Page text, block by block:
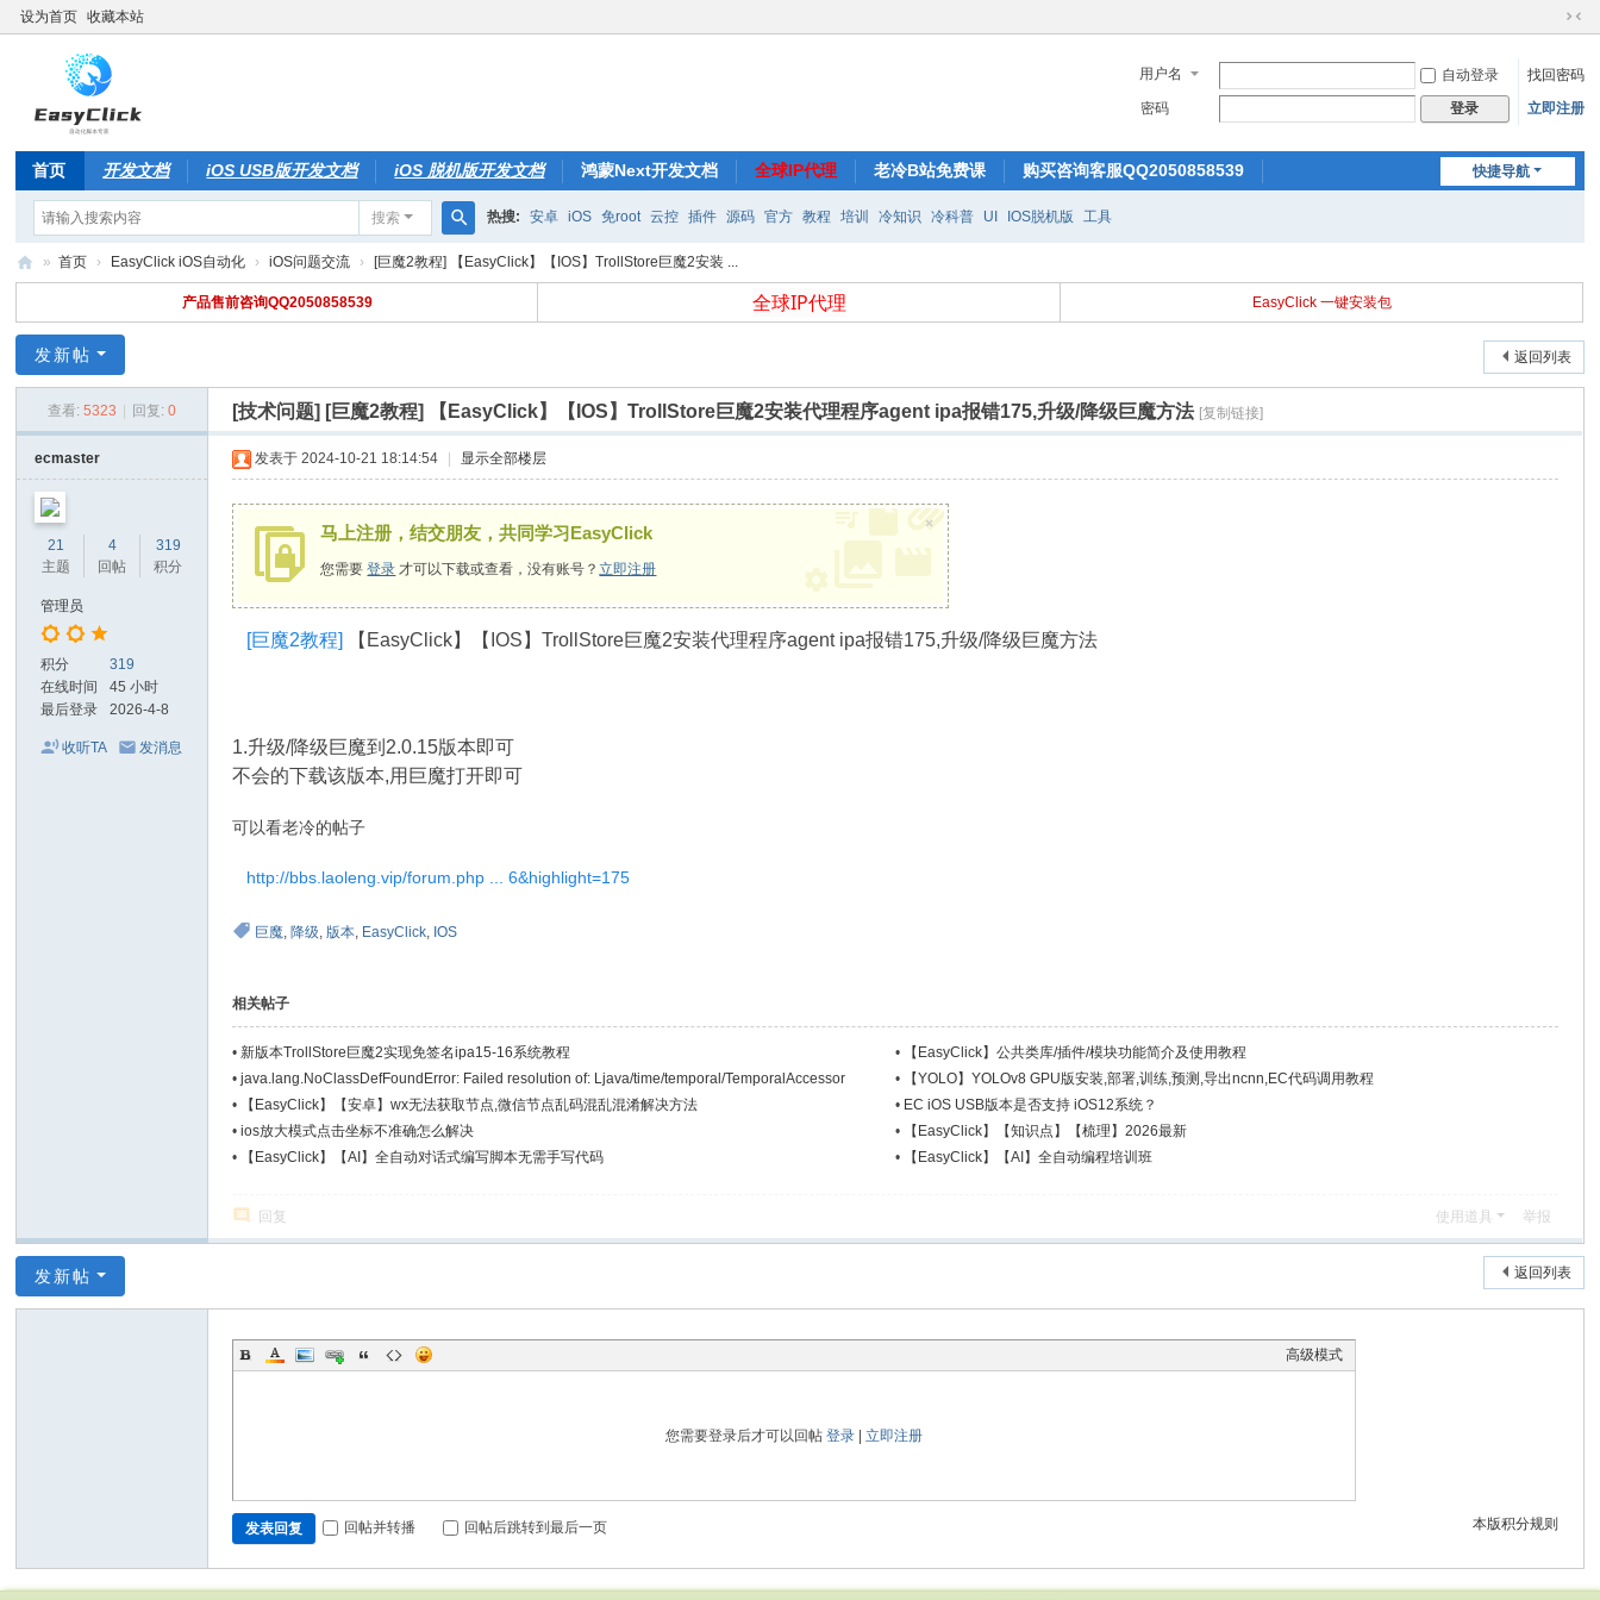
设为首页 收藏本站
切
到
窄
用户名 自动登录
找回密码
密码
登录 立即注册
快捷导航
首页 开发文档 iOS USB版开发文档 iOS 脱机版开发文档 鸿蒙Next开发文档 全球IP代理 老冷B站免费课
购买咨询客服QQ2050858539
搜索
搜
索
热搜: 安卓 iOS 免root 云控 插件 源码 官方 教程 培训 冷知识 冷科普 UI IOS脱机版 工具
as
ic
» 首页 › EasyClick iOS自动化 › iOS问题交流 › [巨魔2教程] 【EasyClick】【IOS】TrollStore巨魔2安装 ...
产品售前咨询QQ2050858539 全球IP代理 EasyClick 一键安装包
返回列表
发新帖
查看: 5323 回复: 0 [技术问题] [巨魔2教程] 【EasyClick】【IOS】TrollStore巨魔2安装代理程序agent ipa报错175,升级/降级巨魔方法 [复制链接]
ecmaster
21
主题
4
回帖
319
积分
管理员
积分
319
在线时间
45 小时
最后登录
2026-4-8
收听TA 发消息
发表于 2024-10-21 18:14:54 显示全部楼层
马上注册，结交朋友，共同学习EasyClick
您需要登录 才可以下载或查看，没有账号？立即注册
×
[巨魔2教程] 【EasyClick】【IOS】TrollStore巨魔2安装代理程序agent ipa报错175,升级/降级巨魔方法
1.升级/降级巨魔到2.0.15版本即可
不会的下载该版本,用巨魔打开即可
可以看老冷的帖子
http://bbs.laoleng.vip/forum.php ... 6&highlight=175
巨魔, 降级, 版本, EasyClick, IOS
相关帖子
•新版本TrollStore巨魔2实现免签名ipa15-16系统教程 •
【EasyClick】公共类库/插件/模块功能简介及使用教程
•java.lang.NoClassDefFoundError: Failed resolution of: Ljava/time/temporal/TemporalAccessor •
【YOLO】YOLOv8 GPU版安装,部署,训练,预测,导出ncnn,EC代码调用教程
•
【EasyClick】【安卓】wx无法获取节点,微信节点乱码混乱混淆解决方法 • EC iOS USB版本是否支持 iOS12系统？
•ios放大模式点击坐标不准确怎么解决 •
【EasyClick】【知识点】【梳理】2026最新
•
【EasyClick】【AI】全自动对话式编写脚本无需手写代码 • 【EasyClick】【AI】全自动编程培训班
回复 使用道具 举报
返回列表
发新帖
高级模式
您需要登录后才可以回帖登录 |立即注册
本版积分规则
发表回复 回帖并转播 回帖后跳转到最后一页